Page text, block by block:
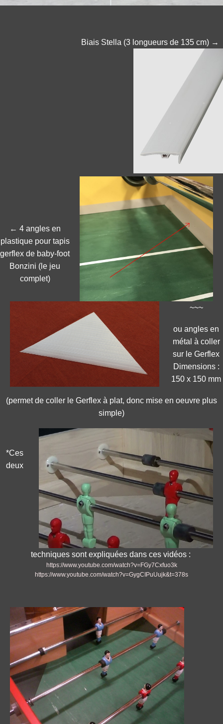
Biais Stella (3 longueurs de 135 cm) →
← 4 angles en
plastique pour tapis
gerflex de baby-foot
Bonzini (le jeu
complet)
~~~
ou angles en
métal à coller
sur le Gerflex
Dimensions :
150 x 150 mm
(permet de coller le Gerflex à plat, donc mise en oeuvre plus
simple)
*Ces
deux
techniques sont expliquées dans ces vidéos :
https://www.youtube.com/watch?v=FGy7Cxfuo3k
https://www.youtube.com/watch?v=GygCIPuUujk&t=378s